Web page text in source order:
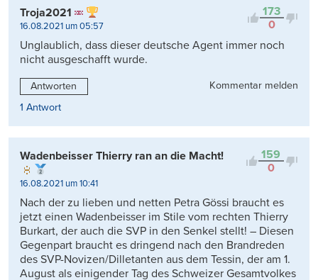
173
0
Troja2021
16.08.2021 um 05:57
Unglaublich, dass dieser deutsche Agent immer noch
nicht ausgeschafft wurde.
Antworten
Kommentar melden
1 Antwort
159
0
Wadenbeisser Thierry ran an die Macht!
16.08.2021 um 10:41
Nach der zu lieben und netten Petra Gössi braucht es
jetzt einen Wadenbeisser im Stile vom rechten Thierry
Burkart, der auch die SVP in den Senkel stellt! – Diesen
Gegenpart braucht es dringend nach den Brandreden
des SVP-Novizen/Dilletanten aus dem Tessin, der am 1.
August als einigender Tag des Schweizer Gesamtvolkes